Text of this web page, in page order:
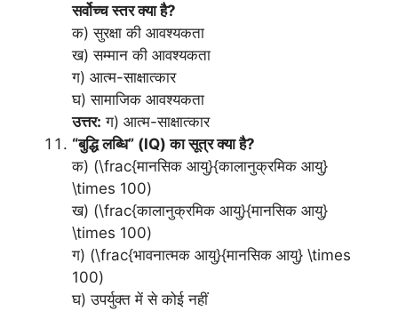
सर्वोच्च स्तर क्या है?
क) सुरक्षा की आवश्यकता
ख) सम्मान की आवश्यकता
ग) आत्म-साक्षात्कार
घ) सामाजिक आवश्यकता
उत्तर: ग) आत्म-साक्षात्कार
“बुद्धि लब्धि” (IQ) का सूत्र क्या है?
क) (\frac{मानसिक आयु}{कालानुक्रमिक आयु}
\times 100)
ख) (\frac{कालानुक्रमिक आयु}{मानसिक आयु}
\times 100)
ग) (\frac{भावनात्मक आयु}{मानसिक आयु} \times
100)
घ) उपर्युक्त में से कोई नहीं